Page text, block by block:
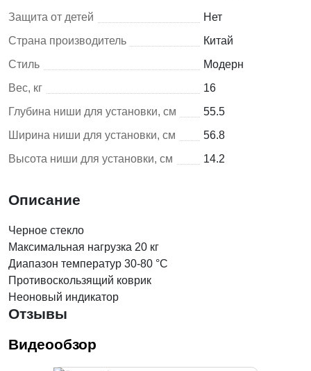
Защита от детей
Нет
Страна производитель
Китай
Стиль
Модерн
Вес, кг
16
Глубина ниши для установки, см
55.5
Ширина ниши для установки, см
56.8
Высота ниши для установки, см
14.2
Описание
Черное стекло
Максимальная нагрузка 20 кг
Диапазон температур 30-80 °С
Противоскользящий коврик
Неоновый индикатор
Отзывы
Видеообзор